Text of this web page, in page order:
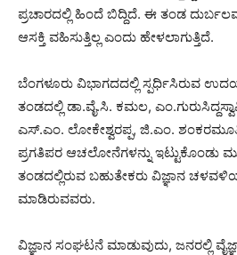
ಪ್ರಚಾರದಲ್ಲಿ ಹಿಂದೆ ಬಿದ್ದಿದೆ. ಈ ತಂಡ
ಆಸಕ್ತಿ ವಹಿಸುತ್ತಿಲ್ಲ ಎಂದು ಹೇಳಲಾಗುತ್ತಿದೆ.
ಬೆಂಗಳೂರು ವಿಭಾಗದದಲ್ಲಿ ಸ್ಪರ್ಧಿಸಿರುವ
ತಂಡದಲ್ಲಿ ಡಾ.ವೈ.ಸಿ. ಕಮಲ,
ಎಸ್.ಎಂ. ಲೋಕೇಶ್ವರಪ್ಪ, ಜಿ.ಎಂ.
ಪ್ರಗತಿಪರ ಆಚಲೋನೆಗಳನ್ನು ಇಟ್ಟುಕೊಂಡು
ತಂಡದಲ್ಲಿರುವ ಬಹುತೇಕರು ವಿಜ್ಞಾನ
ಮಾಡಿರುವವರು.
ವಿಜ್ಞಾನ ಸಂಘಟನೆ ಮಾಡುವುದು, ಜನರಲ್ಲಿ